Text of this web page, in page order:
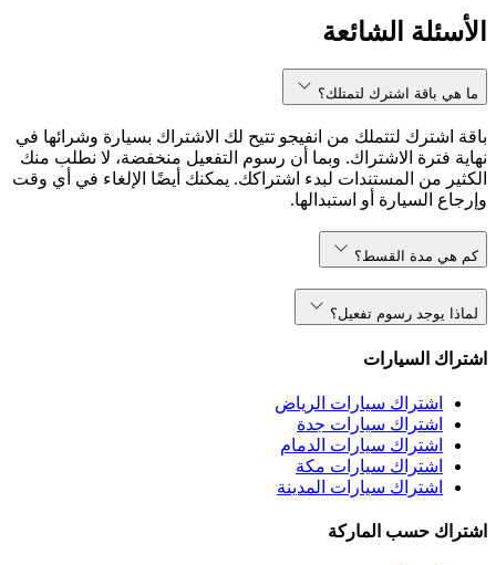
الأسئلة الشائعة
ما هي باقة اشترك لتمتلك؟
باقة اشترك لتتملك من انفيجو تتيح لك الاشتراك بسيارة وشرائها في
نهاية فترة الاشتراك. وبما أن رسوم التفعيل منخفضة، لا نطلب منك
الكثير من المستندات لبدء اشتراكك. يمكنك أيضًا الإلغاء في أي وقت
وإرجاع السيارة أو استبدالها.
كم هي مدة القسط؟
لماذا يوجد رسوم تفعيل؟
اشتراك السيارات
اشتراك سيارات الرياض
اشتراك سيارات جدة
اشتراك سيارات الدمام
اشتراك سيارات مكة
اشتراك سيارات المدينة
اشتراك حسب الماركة